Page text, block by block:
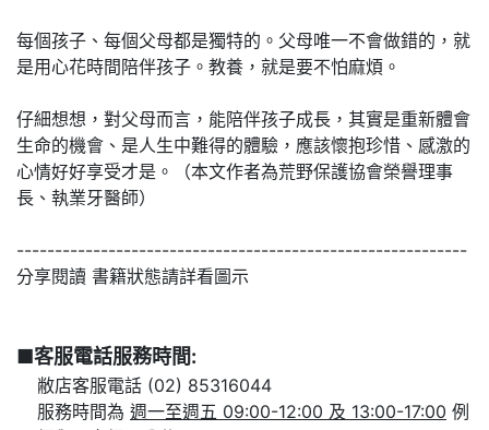
每個孩子、每個父母都是獨特的。父母唯一不會做錯的，就
是用心花時間陪伴孩子。教養，就是要不怕麻煩。
仔細想想，對父母而言，能陪伴孩子成長，其實是重新體會
生命的機會、是人生中難得的體驗，應該懷抱珍惜、感激的
心情好好享受才是。（本文作者為荒野保護協會榮譽理事
長、執業牙醫師）
-----------------------------------------------------------
分享閱讀 書籍狀態請詳看圖示
■客服電話服務時間:
敝店客服電話 (02) 85316044
服務時間為 週一至週五 09:00-12:00 及 13:00-17:00 例